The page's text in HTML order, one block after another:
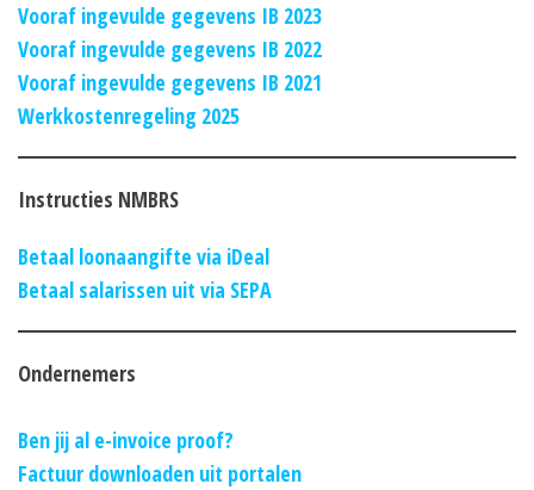
Vooraf ingevulde gegevens IB 2023
Vooraf ingevulde gegevens IB 2022
Vooraf ingevulde gegevens IB 2021
Werkkostenregeling 2025
Instructies NMBRS
Betaal loonaangifte via iDeal
Betaal salarissen uit via SEPA
Ondernemers
Ben jij al e-invoice proof?
Factuur downloaden uit portalen